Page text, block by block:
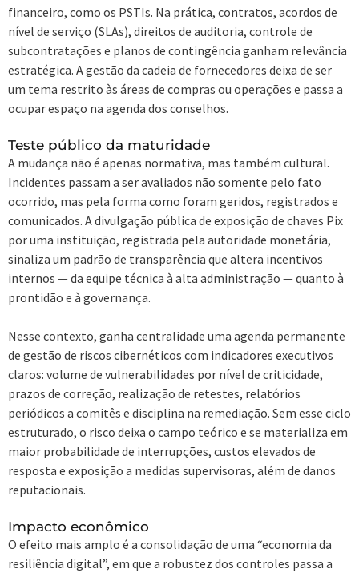
financeiro, como os PSTIs. Na prática, contratos, acordos de
nível de serviço (SLAs), direitos de auditoria, controle de
subcontratações e planos de contingência ganham relevância
estratégica. A gestão da cadeia de fornecedores deixa de ser
um tema restrito às áreas de compras ou operações e passa a
ocupar espaço na agenda dos conselhos.
Teste público da maturidade
A mudança não é apenas normativa, mas também cultural.
Incidentes passam a ser avaliados não somente pelo fato
ocorrido, mas pela forma como foram geridos, registrados e
comunicados. A divulgação pública de exposição de chaves Pix
por uma instituição, registrada pela autoridade monetária,
sinaliza um padrão de transparência que altera incentivos
internos — da equipe técnica à alta administração — quanto à
prontidão e à governança.
Nesse contexto, ganha centralidade uma agenda permanente
de gestão de riscos cibernéticos com indicadores executivos
claros: volume de vulnerabilidades por nível de criticidade,
prazos de correção, realização de retestes, relatórios
periódicos a comitês e disciplina na remediação. Sem esse ciclo
estruturado, o risco deixa o campo teórico e se materializa em
maior probabilidade de interrupções, custos elevados de
resposta e exposição a medidas supervisoras, além de danos
reputacionais.
Impacto econômico
O efeito mais amplo é a consolidação de uma “economia da
resiliência digital”, em que a robustez dos controles passa a